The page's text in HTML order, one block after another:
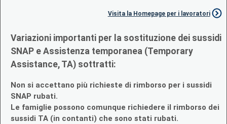
Visita la Homepage per i lavoratori
Variazioni importanti per la sostituzione dei sussidi
SNAP e Assistenza temporanea (Temporary
Assistance, TA) sottratti:
Non si accettano più richieste di rimborso per i sussidi
SNAP rubati.
Le famiglie possono comunque richiedere il rimborso dei
sussidi TA (in contanti) che sono stati rubati.